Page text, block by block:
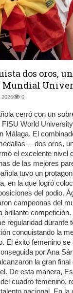
dos oros,
Mundial
2026 0
cerró con un
FISU World
Málaga. El
—dos oros,
el excelente nivel
de las mejores
tuvo un
en la que logró
del podio.
campeonas del
brillante
regularidad durante
conquistando la
El éxito femenino
por Ana
la gran
De esta manera,
cuadro femenino,